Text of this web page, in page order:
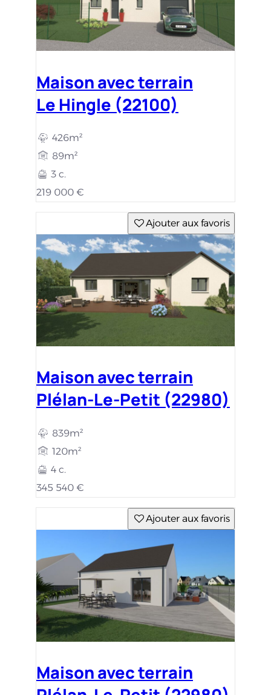
Maison avec terrain
Le Hingle (22100)
426m²
89m²
3 c.
219 000 €
Ajouter aux favoris
Maison avec terrain
Plélan-Le-Petit (22980)
839m²
120m²
4 c.
345 540 €
Ajouter aux favoris
Maison avec terrain